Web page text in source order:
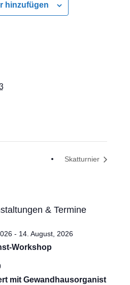
hinzufügen
Skatturnier
& Termine
- 14. August, 2026
Workshop
mit Gewandhausorganist